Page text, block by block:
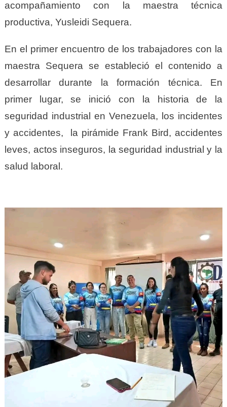
acompañamiento con la maestra técnica
productiva, Yusleidi Sequera.
En el primer encuentro de los trabajadores con la
maestra Sequera se estableció el contenido a
desarrollar durante la formación técnica. En
primer lugar, se inició con la historia de la
seguridad industrial en Venezuela, los incidentes
y accidentes, la pirámide Frank Bird, accidentes
leves, actos inseguros, la seguridad industrial y la
salud laboral.